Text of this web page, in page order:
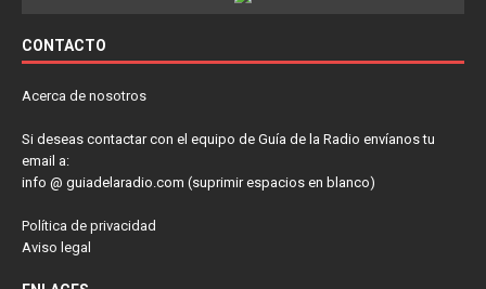
CONTACTO
Acerca de nosotros
Si deseas contactar con el equipo de Guía de la Radio envíanos tu
email a:
info @ guiadelaradio.com (suprimir espacios en blanco)
Política de privacidad
Aviso legal